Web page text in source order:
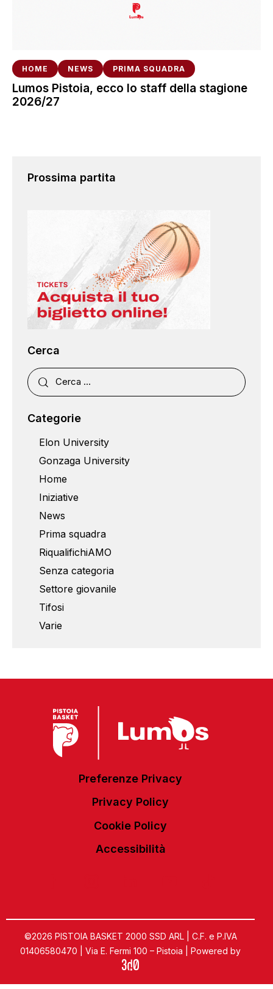
HOME NEWS PRIMA SQUADRA
Lumos Pistoia, ecco lo staff della stagione
2026/27
Prossima partita
Cerca
Categorie
Elon University
Gonzaga University
Home
Iniziative
News
Prima squadra
RiqualifichiAMO
Senza categoria
Settore giovanile
Tifosi
Varie
Preferenze Privacy
Privacy Policy
Cookie Policy
Accessibilità
©2026 PISTOIA BASKET 2000 SSD ARL | C.F. e P.IVA
01406580470 | Via E. Fermi 100 – Pistoia | Powered by